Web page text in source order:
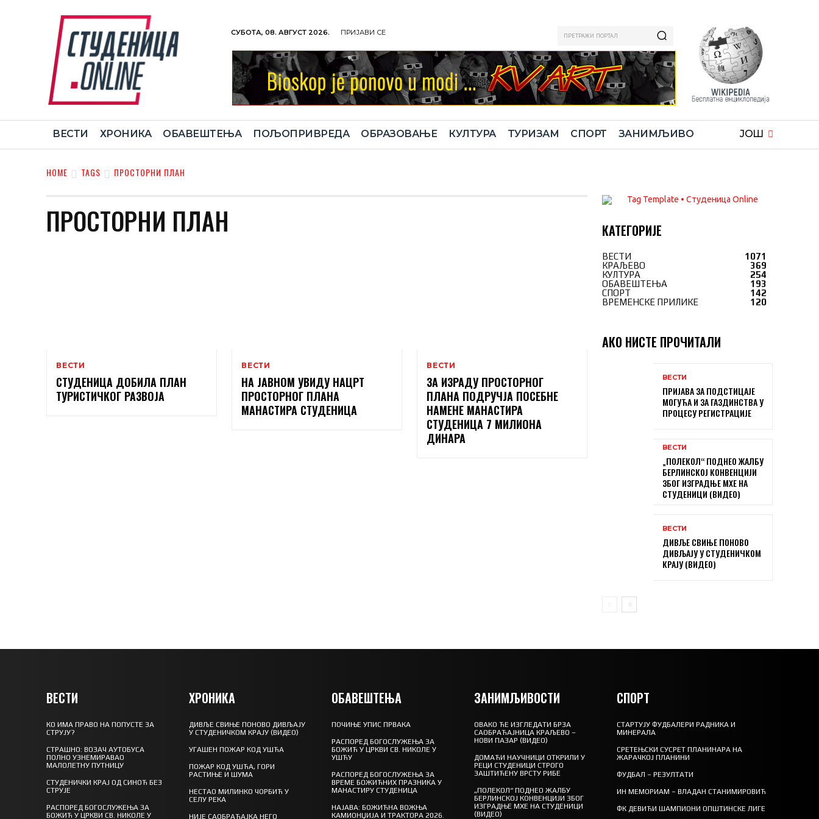
СУБОТА, 08. АВГУСТ 2026. ПРИЈАВИ СЕ ПРЕТРАЖИ ПОРТАЛ
ВЕСТИ ХРОНИКА ОБАВЕШТЕЊА ПОЉОПРИВРЕДА ОБРАЗОВАЊЕ КУЛТУРА TУРИЗАМ СПОРТ ЗАНИМЉИВО ЈОШ
HOME TAGS ПРОСТОРНИ ПЛАН
ПРОСТОРНИ ПЛАН
ВЕСТИ
СТУДЕНИЦА ДОБИЛА ПЛАН
ТУРИСТИЧКОГ РАЗВОЈА
ВЕСТИ
НА ЈАВНОМ УВИДУ НАЦРТ
ПРОСТОРНОГ ПЛАНА
МАНАСТИРА СТУДЕНИЦА
ВЕСТИ
ЗА ИЗРАДУ ПРОСТОРНОГ
ПЛАНА ПОДРУЧЈА ПОСЕБНЕ
НАМЕНЕ МАНАСТИРА
СТУДЕНИЦА 7 МИЛИОНА
ДИНАРА
КАТЕГОРИЈЕ
ВЕСТИ
1071
КРАЉЕВО
369
КУЛТУРА
254
ОБАВЕШТЕЊА
193
СПОРТ
142
ВРЕМЕНСКЕ ПРИЛИКЕ
120
АКО НИСТЕ ПРОЧИТАЛИ
ВЕСТИ
ПРИЈАВА ЗА ПОДСТИЦАЈЕ
МОГУЋА И ЗА ГАЗДИНСТВА У
ПРОЦЕСУ РЕГИСТРАЦИЈЕ
ВЕСТИ
„ПОЛЕКОЛ“ ПОДНЕО ЖАЛБУ
БЕРЛИНСКОЈ КОНВЕНЦИЈИ
ЗБОГ ИЗГРАДЊЕ МХЕ НА
СТУДЕНИЦИ (ВИДЕО)
ВЕСТИ
ДИВЉЕ СВИЊЕ ПОНОВО
ДИВЉАЈУ У СТУДЕНИЧКОМ
КРАЈУ (ВИДЕО)
ВЕСТИ
КО ИМА ПРАВО НА ПОПУСТЕ ЗА
СТРУЈУ?
СТРАШНО: ВОЗАЧ АУТОБУСА
ПОЛНО УЗНЕМИРАВАО
МАЛОЛЕТНУ ПУТНИЦУ
СТУДЕНИЧКИ КРАЈ ОД СИНОЋ БЕЗ
СТРУЈЕ
РАСПОРЕД БОГОСЛУЖЕЊА ЗА
БОЖИЋ У ЦРКВИ СВ. НИКОЛЕ У
ХРОНИКА
ДИВЉЕ СВИЊЕ ПОНОВО ДИВЉАЈУ
У СТУДЕНИЧКОМ КРАЈУ (ВИДЕО)
УГАШЕН ПОЖАР КОД УШЋА
ПОЖАР КОД УШЋА, ГОРИ
РАСТИЊЕ И ШУМА
НЕСТАО МИЛИНКО ЧОРБИЋ У
СЕЛУ РЕКА
НИЈЕ САОБРАЋАЈКА НЕГО
ОБАВЕШТЕЊА
ПОЧИЊЕ УПИС ПРВАКА
РАСПОРЕД БОГОСЛУЖЕЊА ЗА
БОЖИЋ У ЦРКВИ СВ. НИКОЛЕ У
УШЋУ
РАСПОРЕД БОГОСЛУЖЕЊА ЗА
ВРЕМЕ БОЖИЋНИХ ПРАЗНИКА У
МАНАСТИРУ СТУДЕНИЦА
НАЈАВА: БОЖИЋНА ВОЖЊА
КАМИОНЏИЈА И ТРАКТОРА 2026.
ЗАНИМЉИВОСТИ
ОВАКО ЋЕ ИЗГЛЕДАТИ БРЗА
САОБРАЋАЈНИЦА КРАЉЕВО –
НОВИ ПАЗАР (ВИДЕО)
ДОМАЋИ НАУЧНИЦИ ОТКРИЛИ У
РЕЦИ СТУДЕНИЦИ СТРОГО
ЗАШТИЋЕНУ ВРСТУ РИБЕ
„ПОЛЕКОЛ“ ПОДНЕО ЖАЛБУ
БЕРЛИНСКОЈ КОНВЕНЦИЈИ ЗБОГ
ИЗГРАДЊЕ МХЕ НА СТУДЕНИЦИ
(ВИДЕО)
СПОРТ
СТАРТУЈУ ФУДБАЛЕРИ РАДНИКА И
МИНЕРАЛА
СРЕТЕЊСКИ СУСРЕТ ПЛАНИНАРА НА
ЖАРАЧКОЈ ПЛАНИНИ
ФУДБАЛ – РЕЗУЛТАТИ
ИН МЕМОРИАМ – ВЛАДАН СТАНИМИРОВИЋ
ФК ДЕВИЋИ ШАМПИОНИ ОПШТИНСКЕ ЛИГЕ